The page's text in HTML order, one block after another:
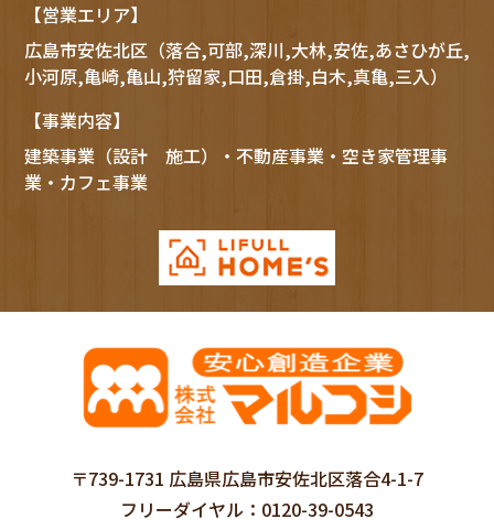
【営業エリア】
広島市安佐北区（落合,可部,深川,大林,安佐,あさひが丘,
小河原,亀崎,亀山,狩留家,口田,倉掛,白木,真亀,三入）
【事業内容】
建築事業（設計 施工）・不動産事業・空き家管理事
業・カフェ事業
〒739-1731 広島県広島市安佐北区落合4-1-7
フリーダイヤル
0120-39-0543